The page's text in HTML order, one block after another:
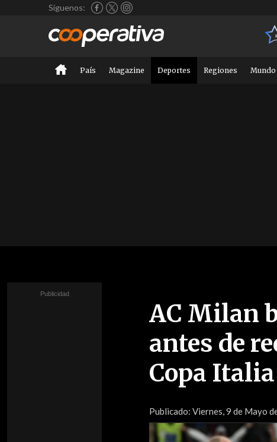
Síguenos:
País Magazine Deportes Regiones Mundo
AC Milan
antes de
Copa Italia
Publicado: Viernes, 9 de Mayo